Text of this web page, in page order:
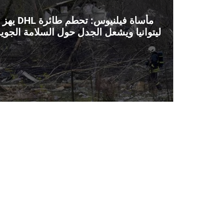
مأساة فيلنيوس: تحطم طائرة DHL يهز
ليتوانيا ويشعل الجدل حول السلامة